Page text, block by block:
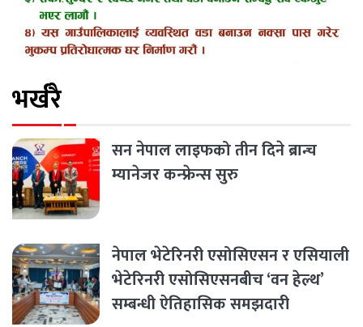
भर्खरै
सन नेपाल लाइफको तीन दिने ब्रान्च
म्यानेजर कन्फ्रेन्स सुरु
नेपाल भेटेरिनरी एसोसिएसन र एसियाली
भेटेरिनरी एसोसिएसनबीच ‘वन हेल्थ’
सम्बन्धी ऐतिहासिक समझदारी